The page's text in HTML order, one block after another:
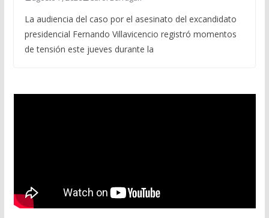
La audiencia del caso por el asesinato del excandidato
presidencial Fernando Villavicencio registró momentos
de tensión este jueves durante la